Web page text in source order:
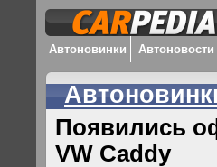
Автоновинки Автоновости
Появились
VW Caddy